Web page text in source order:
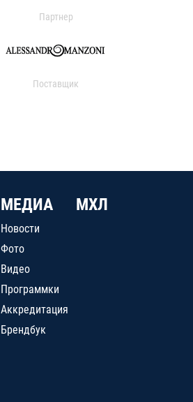
Партнер
Поставщик
МЕДИА
Новости
Фото
Видео
Программки
Аккредитация
Брендбук
МХЛ